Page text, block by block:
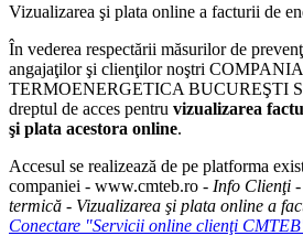
Vizualizarea şi plata online a facturii de
În vederea respectării măsurilor de
angajaţilor şi clienţilor noştri
TERMOENERGETICA BUCUREŞTI
dreptul de acces pentru vizualizarea
şi plata acestora online.
Accesul se realizează de pe platforma
companiei - www.cmteb.ro - Info Clienţi
termică - Vizualizarea şi plata online a
Conectare "Servicii online clienţi